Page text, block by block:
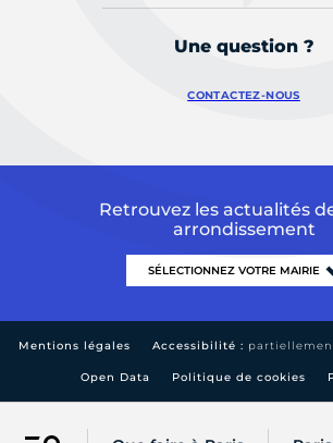
Une question ?
CONTACTEZ-NOUS
Retrouvez les actualités
arrondissement
Mentions légales Accessibilité :
Open Data Politique de cookies